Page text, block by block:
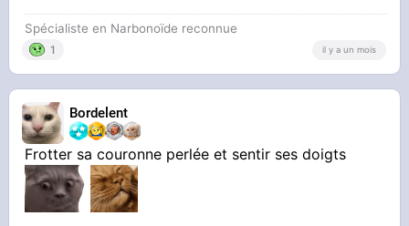
Spécialiste en Narbonoïde reconnue
1 il y a un mois
Bordelent
Frotter sa couronne perlée et sentir ses doigts